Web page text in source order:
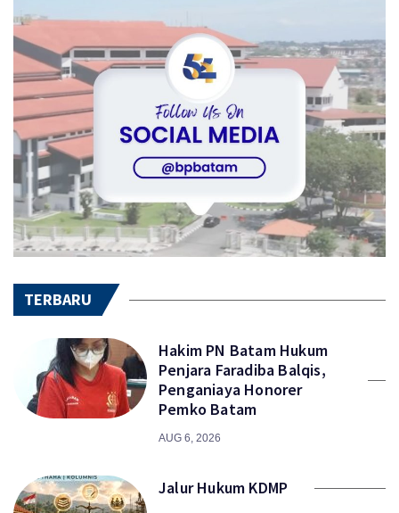
TERBARU
Hakim PN Batam Hukum
Penjara Faradiba Balqis,
Penganiaya Honorer
Pemko Batam
AUG 6, 2026
Jalur Hukum KDMP